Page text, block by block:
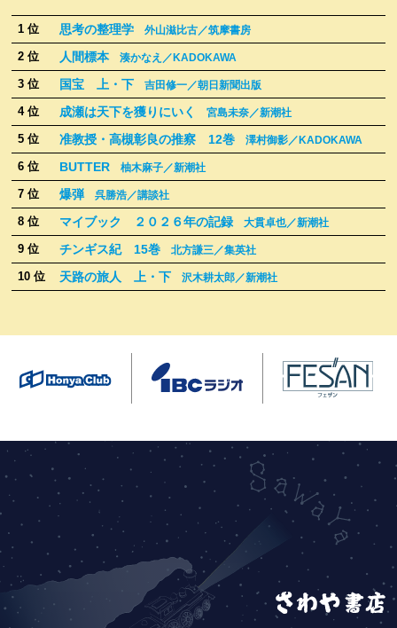
1 位 思考の整理学 外山滋比古／筑摩書房
2 位 人間標本 湊かなえ／KADOKAWA
3 位 国宝 上・下 吉田修一／朝日新聞出版
4 位 成瀬は天下を獲りにいく 宮島未奈／新潮社
5 位 准教授・高槻彰良の推察 12巻 澤村御影／KADOKAWA
6 位 BUTTER 柚木麻子／新潮社
7 位 爆弾 呉勝浩／講談社
8 位 マイブック ２０２６年の記録 大貫卓也／新潮社
9 位 チンギス紀 15巻 北方謙三／集英社
10 位 天路の旅人 上・下 沢木耕太郎／新潮社